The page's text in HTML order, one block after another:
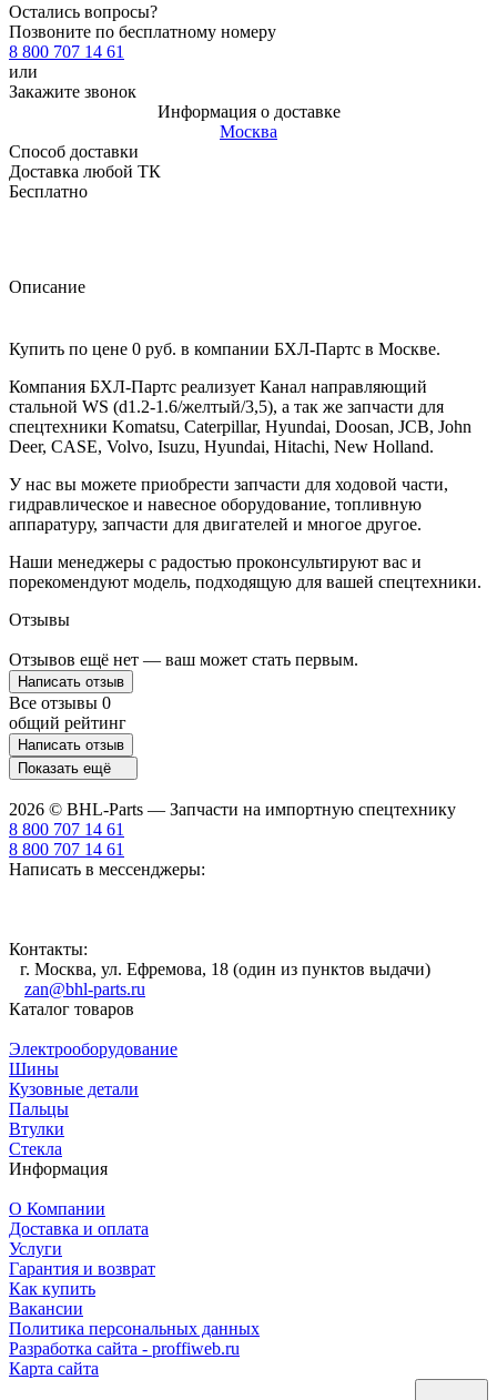
Остались вопросы?
Позвоните по бесплатному номеру
8 800 707 14 61
или
Закажите звонок
Информация о доставке
Москва
Способ доставки
Доставка любой ТК
Бесплатно
Описание
Купить по цене 0 руб. в компании БХЛ-Партс в Москве.
Компания БХЛ-Партс реализует Канал направляющий
стальной WS (d1.2-1.6/желтый/3,5), а так же запчасти для
спецтехники Komatsu, Caterpillar, Hyundai, Doosan, JCB, John
Deer, CASE, Volvo, Isuzu, Hyundai, Hitachi, New Holland.
У нас вы можете приобрести запчасти для ходовой части,
гидравлическое и навесное оборудование, топливную
аппаратуру, запчасти для двигателей и многое другое.
Наши менеджеры с радостью проконсультируют вас и
порекомендуют модель, подходящую для вашей спецтехники.
Отзывы
Отзывов ещё нет — ваш может стать первым.
Написать отзыв
Все отзывы 0
общий рейтинг
Написать отзыв
Показать ещё
2026 © BHL-Parts — Запчасти на импортную спецтехнику
8 800 707 14 61
8 800 707 14 61
Написать в мессенджеры:
Контакты:
г. Москва, ул. Ефремова, 18 (один из пунктов выдачи)
zan@bhl-parts.ru
Каталог товаров
Электрооборудование
Шины
Кузовные детали
Пальцы
Втулки
Стекла
Информация
О Компании
Доставка и оплата
Услуги
Гарантия и возврат
Как купить
Вакансии
Политика персональных данных
Разработка сайта - proffiweb.ru
Карта сайта